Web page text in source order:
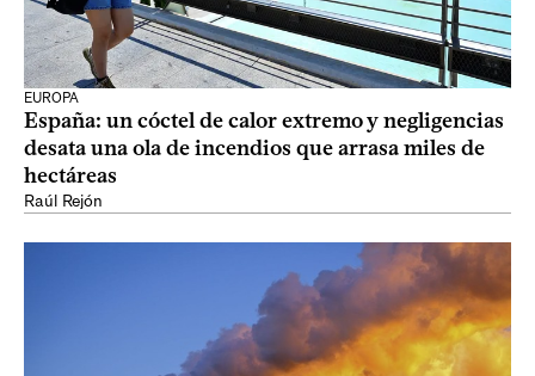
EUROPA
España: un cóctel de calor extremo y negligencias
desata una ola de incendios que arrasa miles de
hectáreas
Raúl Rejón